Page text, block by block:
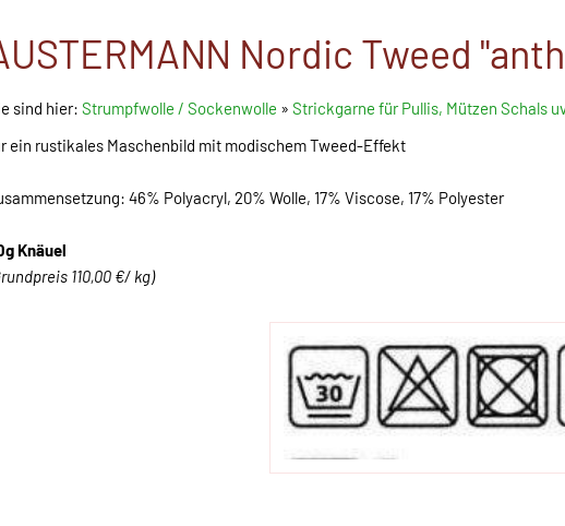
Nordic Tweed
sind hier: Strumpfwolle / Sockenwolle » Strickgarne für Pullis, Mützen Schals
ein rustikales Maschenbild mit modischem Tweed-Effekt
46% Polyacryl, 20% Wolle, 17% Viscose, 17% Polyester
Knäuel
110,00 €/ kg)